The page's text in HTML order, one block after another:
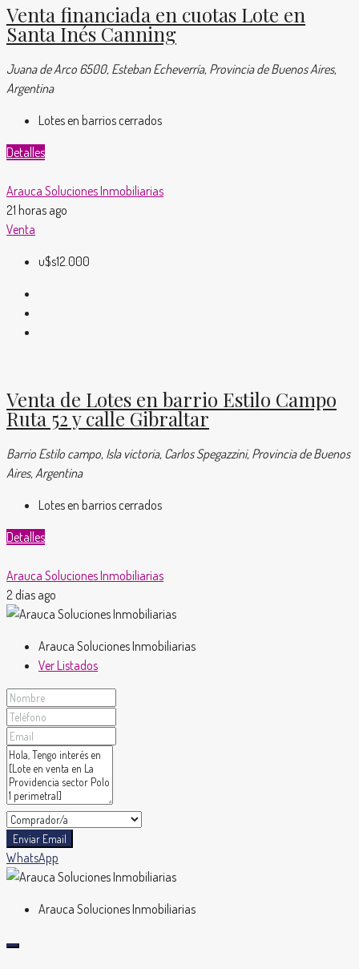
Venta financiada en cuotas Lote en
Santa Inés Canning
Juana de Arco 6500, Esteban Echeverría, Provincia de Buenos Aires,
Argentina
Lotes en barrios cerrados
Detalles
Arauca Soluciones Inmobiliarias
21 horas ago
Venta
u$s12.000
Venta de Lotes en barrio Estilo Campo
Ruta 52 y calle Gibraltar
Barrio Estilo campo, Isla victoria, Carlos Spegazzini, Provincia de Buenos
Aires, Argentina
Lotes en barrios cerrados
Detalles
Arauca Soluciones Inmobiliarias
2 días ago
Arauca Soluciones Inmobiliarias
Ver Listados
Enviar Email
WhatsApp
Arauca Soluciones Inmobiliarias